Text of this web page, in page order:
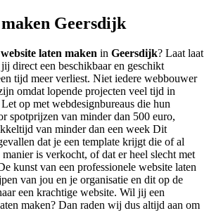
Geersdijk
website laten maken in Geersdijk? Laat laat
direct een beschikbaar en geschikt
tijd meer verliest. Niet iedere webbouwer
omdat lopende projecten veel tijd in
op met webdesignbureaus die hun
spotprijzen van minder dan 500 euro,
van minder dan een week Dit
dat je een template krijgt die of al
is verkocht, of dat er heel slecht met
kunst van een professionele website laten
van jou en je organisatie en dit op de
een krachtige website. Wil jij een
maken? Dan raden wij dus altijd aan om